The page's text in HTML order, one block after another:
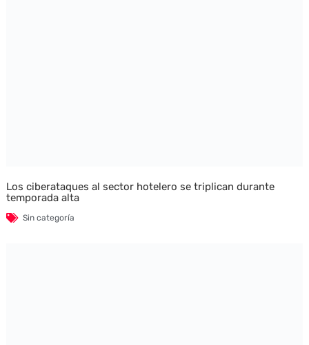
Los ciberataques al sector hotelero se triplican durante
temporada alta
Sin categoría